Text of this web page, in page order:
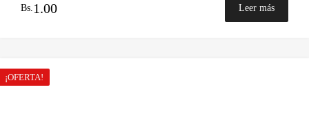
Bs.1.00 Leer más
¡OFERTA!